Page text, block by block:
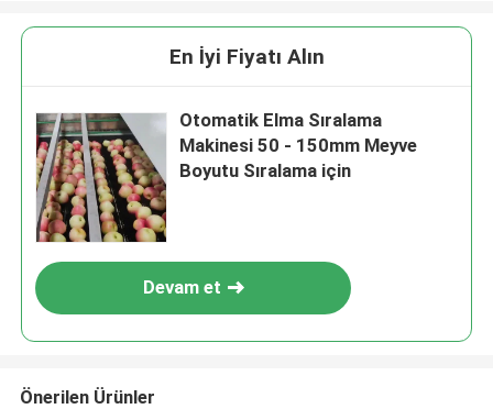
En İyi Fiyatı Alın
Otomatik Elma Sıralama
Makinesi 50 - 150mm Meyve
Boyutu Sıralama için
Devam et
Önerilen Ürünler